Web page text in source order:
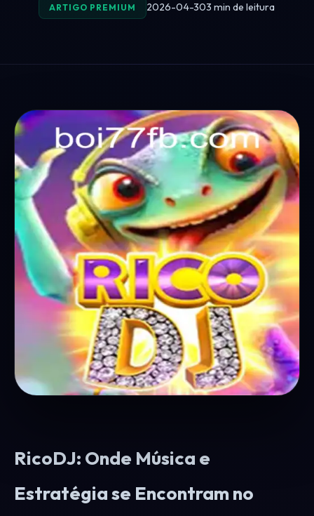
ARTIGO PREMIUM 2026-04-303 min de leitura
RicoDJ: Onde Música e
Estratégia se Encontram no